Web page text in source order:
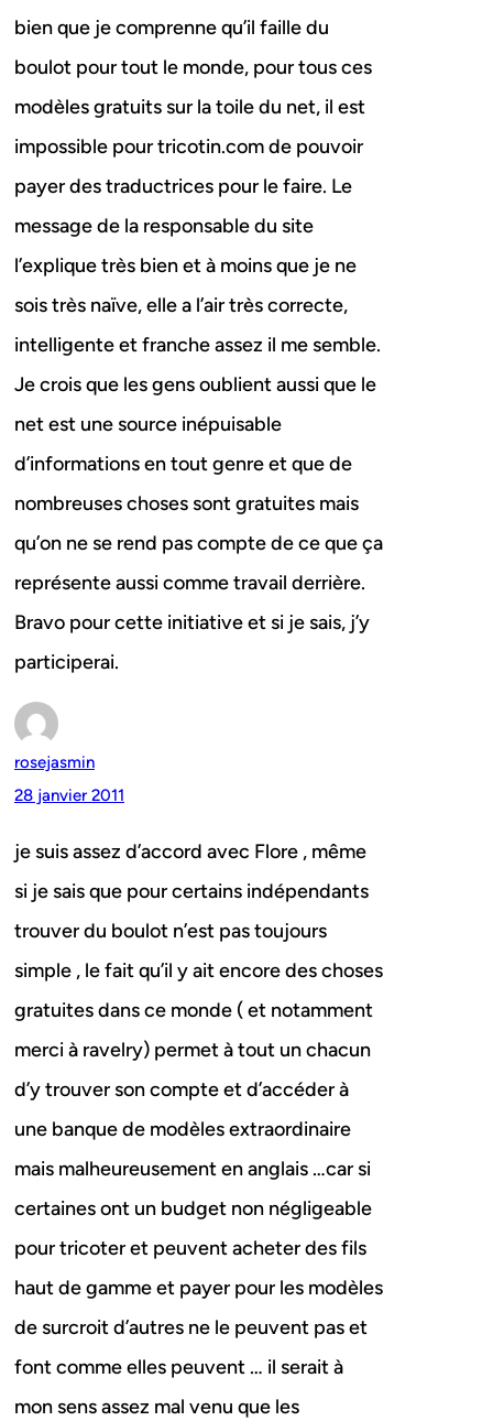
bien que je comprenne qu’il faille du
boulot pour tout le monde, pour tous ces
modèles gratuits sur la toile du net, il est
impossible pour tricotin.com de pouvoir
payer des traductrices pour le faire. Le
message de la responsable du site
l’explique très bien et à moins que je ne
sois très naïve, elle a l’air très correcte,
intelligente et franche assez il me semble.
Je crois que les gens oublient aussi que le
net est une source inépuisable
d’informations en tout genre et que de
nombreuses choses sont gratuites mais
qu’on ne se rend pas compte de ce que ça
représente aussi comme travail derrière.
Bravo pour cette initiative et si je sais, j’y
participerai.
rosejasmin
28 janvier 2011
je suis assez d’accord avec Flore , même
si je sais que pour certains indépendants
trouver du boulot n’est pas toujours
simple , le fait qu’il y ait encore des choses
gratuites dans ce monde ( et notamment
merci à ravelry) permet à tout un chacun
d’y trouver son compte et d’accéder à
une banque de modèles extraordinaire
mais malheureusement en anglais …car si
certaines ont un budget non négligeable
pour tricoter et peuvent acheter des fils
haut de gamme et payer pour les modèles
de surcroit d’autres ne le peuvent pas et
font comme elles peuvent … il serait à
mon sens assez mal venu que les